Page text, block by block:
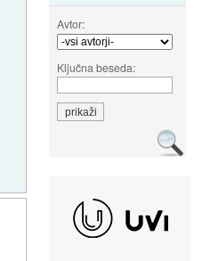
Avtor:
Ključna beseda: